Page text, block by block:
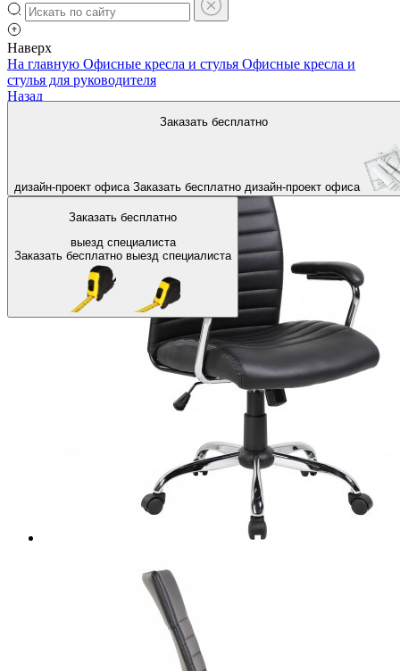
Наверх
Заказать бесплатно
дизайн-проект офиса Заказать бесплатно дизайн-проект офиса
Заказать бесплатно
выезд специалиста
Заказать бесплатно выезд специалиста
На главную Офисные кресла и стулья Офисные кресла и
стулья для руководителя
Назад